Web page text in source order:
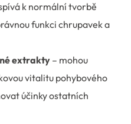
k normální tvorbě
funkci chrupavek a
extrakty – mohou
vitalitu pohybového
účinky ostatních